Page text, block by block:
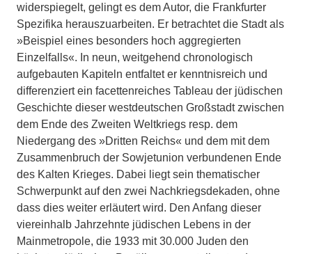
widerspiegelt, gelingt es dem Autor, die Frankfurter
Spezifika herauszuarbeiten. Er betrachtet die Stadt als
»Beispiel eines besonders hoch aggregierten
Einzelfalls«. In neun, weitgehend chronologisch
aufgebauten Kapiteln entfaltet er kenntnisreich und
differenziert ein facettenreiches Tableau der jüdischen
Geschichte dieser westdeutschen Großstadt zwischen
dem Ende des Zweiten Weltkriegs resp. dem
Niedergang des »Dritten Reichs« und dem mit dem
Zusammenbruch der Sowjetunion verbundenen Ende
des Kalten Krieges. Dabei liegt sein thematischer
Schwerpunkt auf den zwei Nachkriegsdekaden, ohne
dass dies weiter erläutert wird. Den Anfang dieser
viereinhalb Jahrzehnte jüdischen Lebens in der
Mainmetropole, die 1933 mit 30.000 Juden den